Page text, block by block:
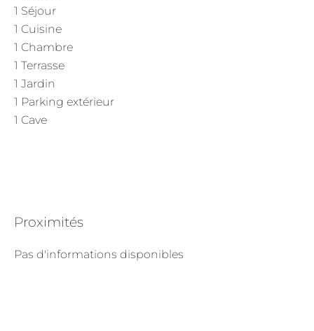
1 Séjour
1 Cuisine
1 Chambre
1 Terrasse
1 Jardin
1 Parking extérieur
1 Cave
Proximités
Pas d'informations disponibles